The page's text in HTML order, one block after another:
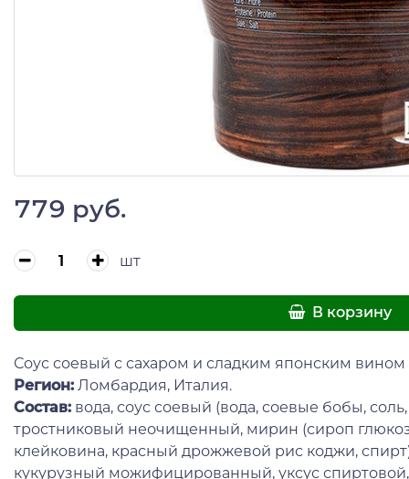
779 руб.
шт
В корзину
Соус соевый с сахаром и сладким японским
Регион: Ломбардия, Италия.
Состав: вода, соус соевый (вода, соевые бобы,
тростниковый неочищенный, мирин (сироп
клейковина, красный дрожжевой рис коджи,
кукурузный можифицированный, уксус